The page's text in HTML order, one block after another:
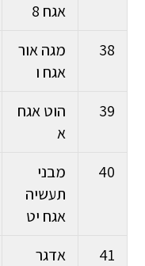
אגח 8
38
מגה אור
אגח ו
39
הוט אגח
א
40
מבני
תעשיה
אגח יט
41
אדגר